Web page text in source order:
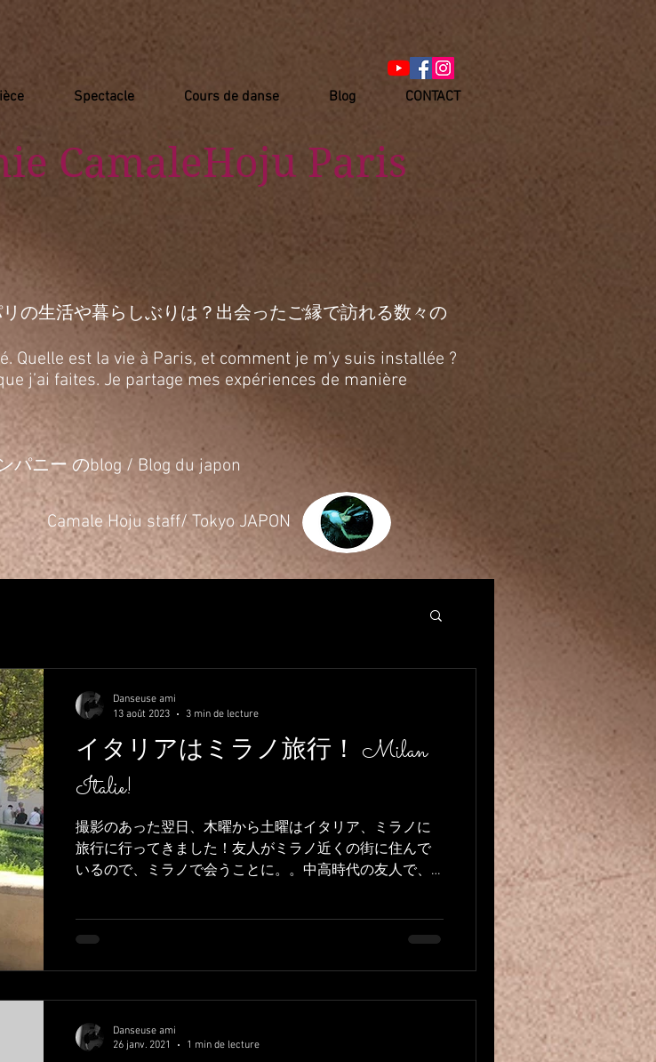
Spectacle Cours de danse Blog CONTACT
​ CamaleHoju Paris
の生活や暮らしぶりは？出会ったご縁で訪れる数々の
Quelle est la vie à Paris, et comment je m’y suis installée ?
j’ai faites. Je partage mes expériences de manière
パニー のblog / Blog du japon
​Camale Hoju staff/ Tokyo JAPON
イタリアはミラノ旅行！ Milan
Italie!
撮影のあった翌日、木曜から土曜はイタリア、ミラノに
旅行に行ってきました！友人がミラノ近くの街に住んで
いるので、ミラノで会うことに。。中高時代の友人で、
Danseuse ami
13 août 2023
3 min de lecture
Danseuse ami
26 janv. 2021
1 min de lecture